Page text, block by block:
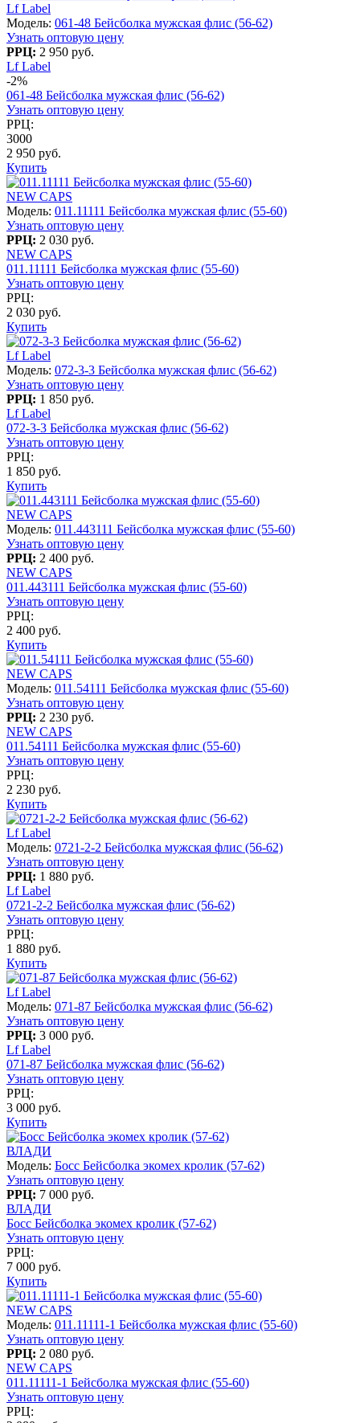
Lf Label
Модель: 061-48 Бейсболка мужская флис (56-62)
Узнать оптовую цену
РРЦ: 2 950 руб.
Lf Label
-2%
061-48 Бейсболка мужская флис (56-62)
Узнать оптовую цену
РРЦ:
3000
2 950 руб.
Купить
NEW CAPS
Модель: 011.11111 Бейсболка мужская флис (55-60)
Узнать оптовую цену
РРЦ: 2 030 руб.
NEW CAPS
011.11111 Бейсболка мужская флис (55-60)
Узнать оптовую цену
РРЦ:
2 030 руб.
Купить
Lf Label
Модель: 072-3-3 Бейсболка мужская флис (56-62)
Узнать оптовую цену
РРЦ: 1 850 руб.
Lf Label
072-3-3 Бейсболка мужская флис (56-62)
Узнать оптовую цену
РРЦ:
1 850 руб.
Купить
NEW CAPS
Модель: 011.443111 Бейсболка мужская флис (55-60)
Узнать оптовую цену
РРЦ: 2 400 руб.
NEW CAPS
011.443111 Бейсболка мужская флис (55-60)
Узнать оптовую цену
РРЦ:
2 400 руб.
Купить
NEW CAPS
Модель: 011.54111 Бейсболка мужская флис (55-60)
Узнать оптовую цену
РРЦ: 2 230 руб.
NEW CAPS
011.54111 Бейсболка мужская флис (55-60)
Узнать оптовую цену
РРЦ:
2 230 руб.
Купить
Lf Label
Модель: 0721-2-2 Бейсболка мужская флис (56-62)
Узнать оптовую цену
РРЦ: 1 880 руб.
Lf Label
0721-2-2 Бейсболка мужская флис (56-62)
Узнать оптовую цену
РРЦ:
1 880 руб.
Купить
Lf Label
Модель: 071-87 Бейсболка мужская флис (56-62)
Узнать оптовую цену
РРЦ: 3 000 руб.
Lf Label
071-87 Бейсболка мужская флис (56-62)
Узнать оптовую цену
РРЦ:
3 000 руб.
Купить
ВЛАДИ
Модель: Босс Бейсболка экомех кролик (57-62)
Узнать оптовую цену
РРЦ: 7 000 руб.
ВЛАДИ
Босс Бейсболка экомех кролик (57-62)
Узнать оптовую цену
РРЦ:
7 000 руб.
Купить
NEW CAPS
Модель: 011.11111-1 Бейсболка мужская флис (55-60)
Узнать оптовую цену
РРЦ: 2 080 руб.
NEW CAPS
011.11111-1 Бейсболка мужская флис (55-60)
Узнать оптовую цену
РРЦ: